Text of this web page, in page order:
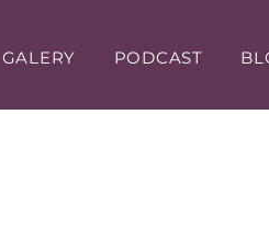
GALERY PODCAST